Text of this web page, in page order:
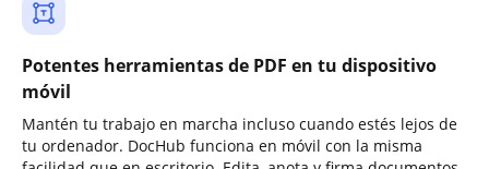
Potentes herramientas de PDF en tu dispositivo
móvil
Mantén tu trabajo en marcha incluso cuando estés lejos de
tu ordenador. DocHub funciona en móvil con la misma